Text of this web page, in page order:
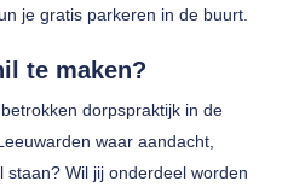
je gratis parkeren in de buurt.
te maken?
dorpspraktijk in de
waar aandacht,
Wil jij onderdeel worden